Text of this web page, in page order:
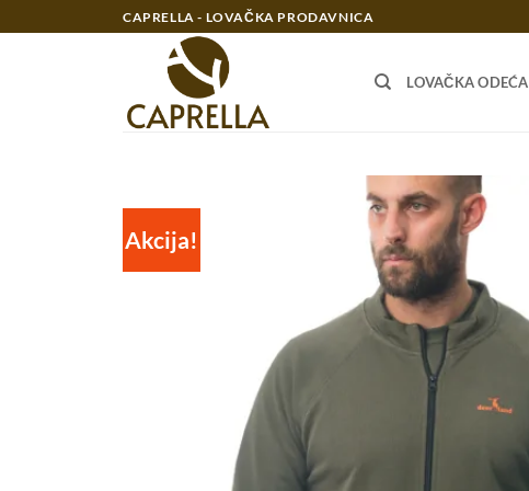
na
CAPRELLA - LOVAČKA PRODAVNICA
LOVAČKA ODEĆA
Akcija!